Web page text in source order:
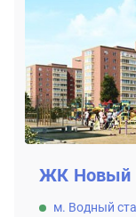
ЖК Новый
м. Водный